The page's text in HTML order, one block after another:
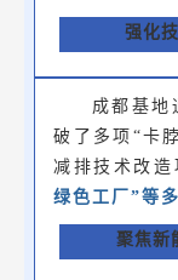
强化
成都基地
破了多项“卡
减排技术改
绿色工厂”等
聚焦新